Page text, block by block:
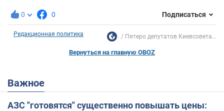
0 0 Подписаться
Редакционная политика Пятеро депутатов Киевсовета...
Вернуться на главную OBOZ
Важное
АЗС "готовятся" существенно повышать цены: